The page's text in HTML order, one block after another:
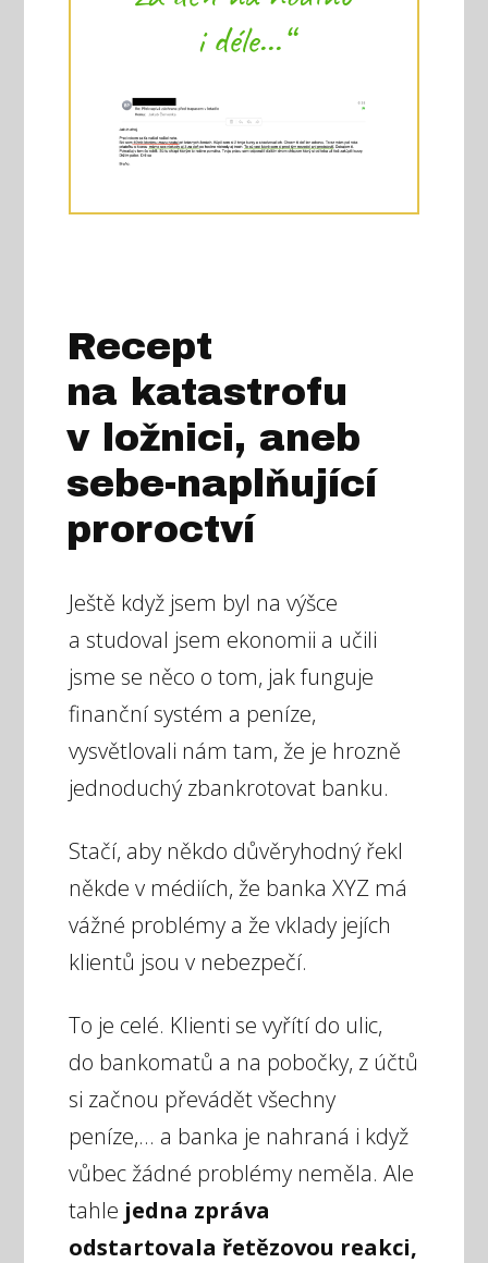
i déle...“
Recept
na katastrofu
v ložnici, aneb
sebe-naplňující
proroctví
Ještě když jsem byl na výšce
a studoval jsem ekonomii a učili
jsme se něco o tom, jak funguje
finanční systém a peníze,
vysvětlovali nám tam, že je hrozně
jednoduchý zbankrotovat banku.
Stačí, aby někdo důvěryhodný řekl
někde v médiích, že banka XYZ má
vážné problémy a že vklady jejích
klientů jsou v nebezpečí.
To je celé. Klienti se vyřítí do ulic,
do bankomatů a na pobočky, z účtů
si začnou převádět všechny
peníze,... a banka je nahraná i když
vůbec žádné problémy neměla. Ale
tahle jedna zpráva
odstartovala řetězovou reakci,